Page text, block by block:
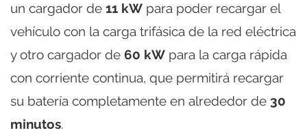
un cargador de 11 kW para poder recargar el
vehículo con la carga trifásica de la red eléctrica
y otro cargador de 60 kW para la carga rápida
con corriente continua, que permitirá recargar
su batería completamente en alrededor de 30
minutos.